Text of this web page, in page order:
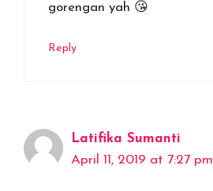
gorengan yah 😘
Reply
Latifika Sumanti
April 11, 2019 at 7:27 pm